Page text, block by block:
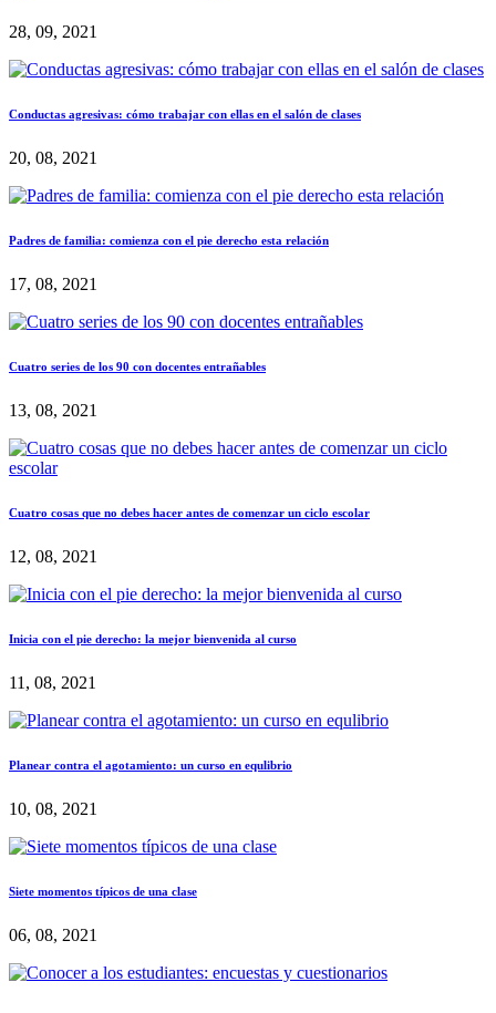
28, 09, 2021
Conductas agresivas: cómo trabajar con ellas en el salón de clases
20, 08, 2021
Padres de familia: comienza con el pie derecho esta relación
17, 08, 2021
Cuatro series de los 90 con docentes entrañables
13, 08, 2021
Cuatro cosas que no debes hacer antes de comenzar un ciclo escolar
12, 08, 2021
Inicia con el pie derecho: la mejor bienvenida al curso
11, 08, 2021
Planear contra el agotamiento: un curso en equlibrio
10, 08, 2021
Siete momentos típicos de una clase
06, 08, 2021